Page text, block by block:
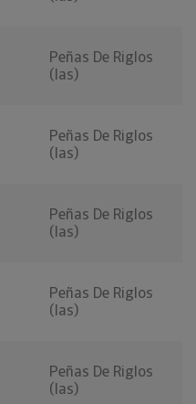
Peñas De Riglos
(las)
Peñas De Riglos
(las)
Peñas De Riglos
(las)
Peñas De Riglos
(las)
Peñas De Riglos
(las)